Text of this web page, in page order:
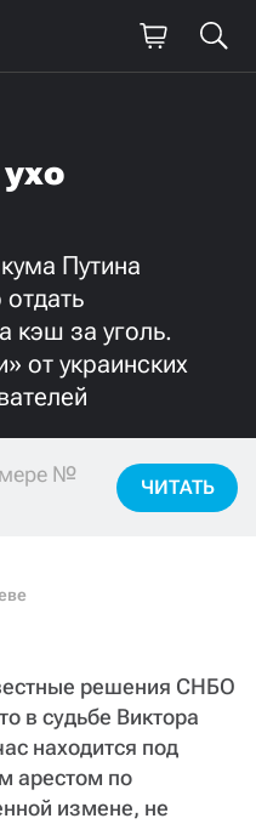
Путина
кэш за уголь.
от украинских
№
ЧИТАТЬ
решения СНБО
в судьбе Виктора
находится под
арестом по
измене, не